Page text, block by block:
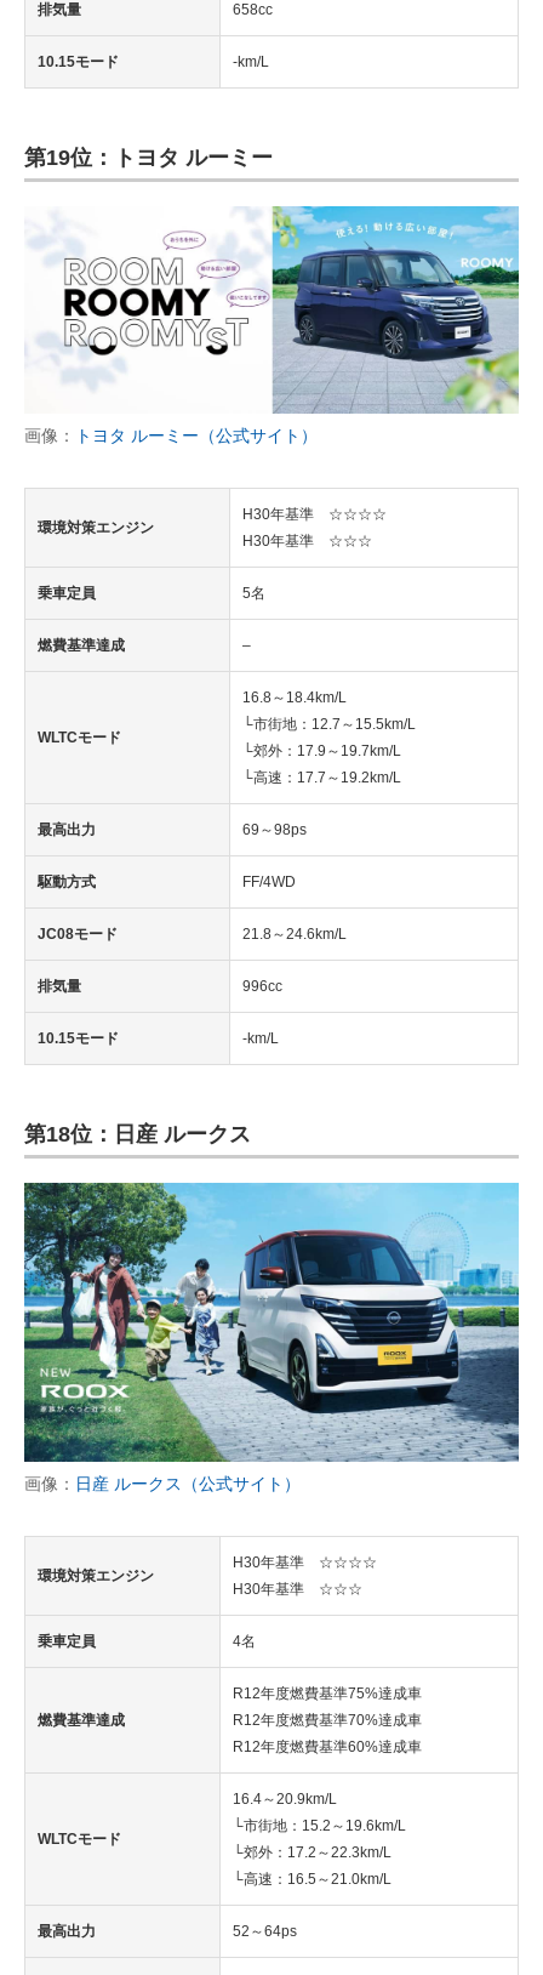
排気量 658cc
10.15モード -km/L
第19位：トヨタ ルーミー
画像： トヨタ ルーミー（公式サイト）
環境対策エンジン
H30年基準 ☆☆☆☆
H30年基準 ☆☆☆
乗車定員 5名
燃費基準達成 –
WLTCモード
16.8～18.4km/L
└市街地：12.7～15.5km/L
└郊外：17.9～19.7km/L
└高速：17.7～19.2km/L
最高出力 69～98ps
駆動方式 FF/4WD
JC08モード 21.8～24.6km/L
排気量 996cc
10.15モード -km/L
第18位：日産 ルークス
画像： 日産 ルークス（公式サイト）
環境対策エンジン
H30年基準 ☆☆☆☆
H30年基準 ☆☆☆
乗車定員 4名
燃費基準達成
R12年度燃費基準75%達成車
R12年度燃費基準70%達成車
R12年度燃費基準60%達成車
WLTCモード
16.4～20.9km/L
└市街地：15.2～19.6km/L
└郊外：17.2～22.3km/L
└高速：16.5～21.0km/L
最高出力 52～64ps